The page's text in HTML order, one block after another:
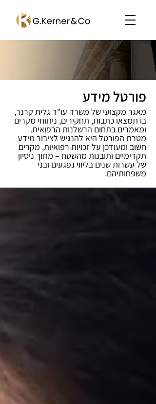
פורטל מידע
מאגר מקצועי של משרד עו"ד גלית קרנר,
בו תמצאו כתבות, תחקירים, ניתוחי מקרים
ומאמרים בתחום הרשלנות הרפואית.
מטרת הפורטל היא להנגיש לציבור מידע
חשוב ומעודכן על זכויות רפואיות, מקרים
תקדימיים ותובנות מהשטח – מתוך ניסיון
של עשרות שנים בליווי נפגעים ובני
משפחותיהם.